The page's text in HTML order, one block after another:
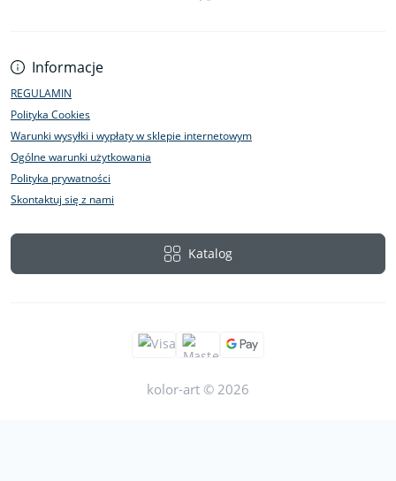
Informacje
REGULAMIN
Polityka Cookies
Warunki wysyłki i wypłaty w sklepie internetowym
Ogólne warunki użytkowania
Polityka prywatności
Skontaktuj się z nami
Katalog
kolor-art © 2026